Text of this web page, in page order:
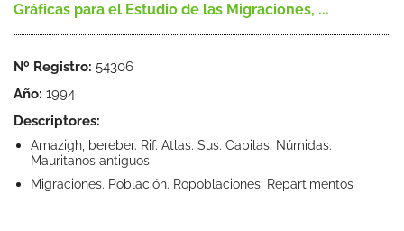
Gráficas para el Estudio de las Migraciones, ...
Nº Registro: 54306
Año: 1994
Descriptores:
Amazigh, bereber. Rif. Atlas. Sus. Cabilas. Númidas.
Mauritanos antiguos
Migraciones. Población. Ropoblaciones. Repartimentos